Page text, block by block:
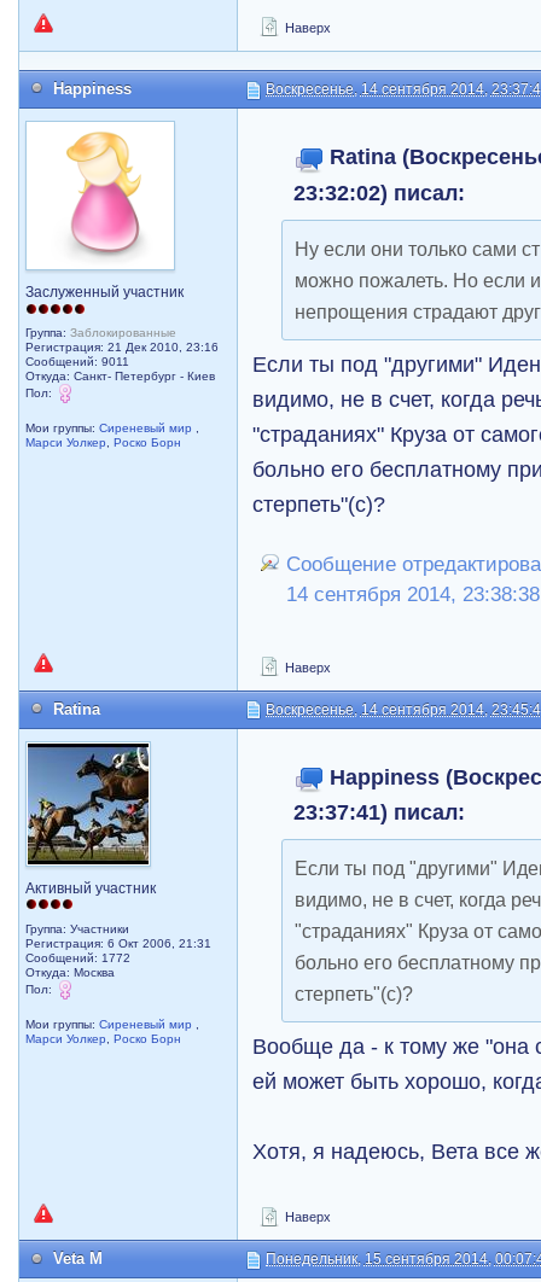
Наверх
Happiness Воскресенье, 14 сентября 2014,
Заслуженный участник
Группа:Заблокированные
Регистрация: 21 Дек 2010, 23:16
Сообщений: 9011
Откуда: Санкт- Петербург - Киев
Пол:
Мои группы:Сиреневый мир
Марси Уолкер
,Роско Борн
Ratina
23:32:02) писал:
Ну если они только сами
можно пожалеть. Но если
непрощения страдают
Если ты под "другими"
видимо, не в счет, когда
"страданиях" Круза от
больно его бесплатному
стерпеть"(с)?
Сообщение
14 сентября 2014, 23:38:38
Наверх
Ratina Воскресенье, 14 сентября 2014,
Активный участник
Группа: Участники
Регистрация: 6 Окт 2006, 21:31
Сообщений: 1772
Откуда: Москва
Пол:
Мои группы:Сиреневый мир
Марси Уолкер
,Роско Борн
Happiness
23:37:41) писал:
Если ты под "другими"
видимо, не в счет, когда
"страданиях" Круза от
больно его бесплатному
стерпеть"(с)?
Вообще да - к тому же "она
ей может быть хорошо,
Хотя, я надеюсь, Вета все
Наверх
Veta M Понедельник, 15 сентября 2014,